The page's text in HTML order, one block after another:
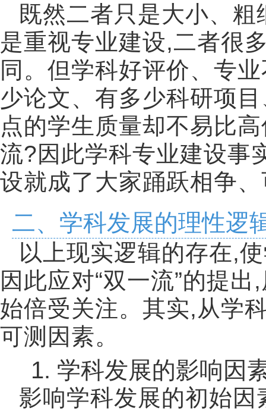
既然二者只是大小、粗
是重视专业建设,二者很
同。但学科好评价、专
少论文、有多少科研项
点的学生质量却不易比
流?因此学科专业建设事
设就成了大家踊跃相争
二、学科发展的理性逻
以上现实逻辑的存在,
因此应对“双一流”的提出 ,
始倍受关注。其实,从学
可测因素。
1. 学科发展的影响因
影响学科发展的初始